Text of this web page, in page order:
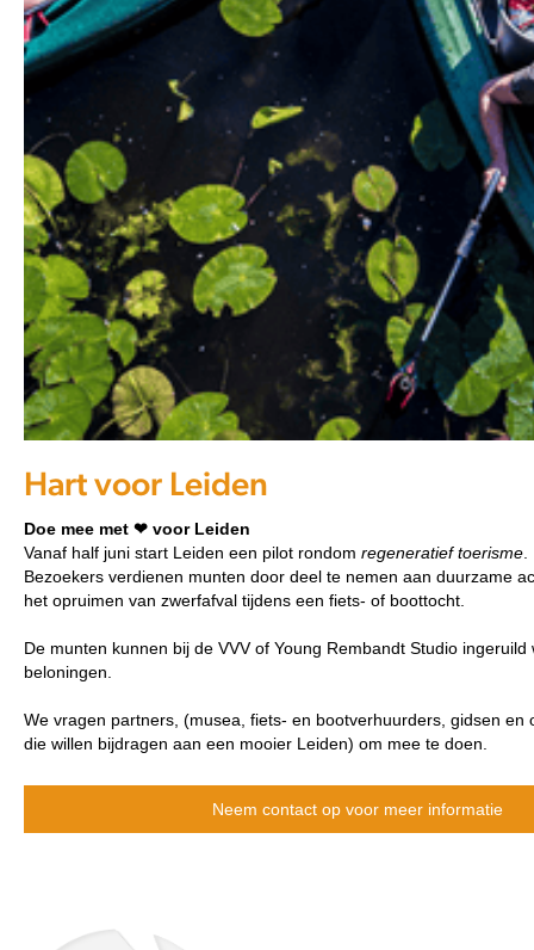
Hart voor Leiden
Doe mee met ❤ voor Leiden
Vanaf half juni start Leiden een pilot rondom regeneratief toerisme
Bezoekers verdienen munten door deel te nemen aan duurzame
het opruimen van zwerfafval tijdens een fiets- of boottocht.
De munten kunnen bij de VVV of Young Rembandt Studio
beloningen.
We vragen partners, (musea, fiets- en bootverhuurders, gidsen en
die willen bijdragen aan een mooier Leiden) om mee te doen.
Neem contact op voor meer informatie